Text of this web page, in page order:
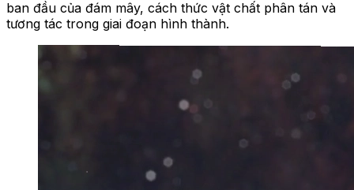
ban đầu của đám mây, cách thức vật chất phân tán và
tương tác trong giai đoạn hình thành.